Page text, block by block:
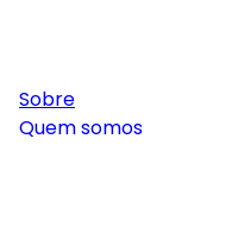
Sobre
Quem somos